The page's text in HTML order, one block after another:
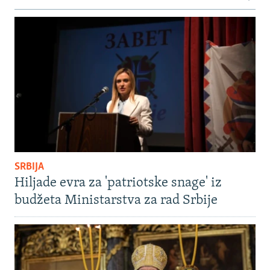
SRBIJA
Hiljade evra za 'patriotske snage' iz
budžeta Ministarstva za rad Srbije